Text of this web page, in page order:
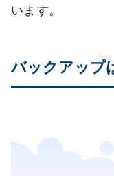
います。
バックアップ